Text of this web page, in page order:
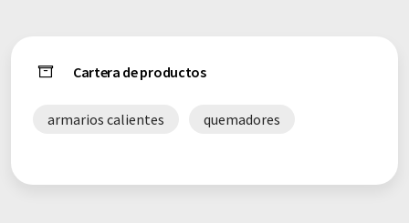
Cartera de productos
armarios calientes quemadores